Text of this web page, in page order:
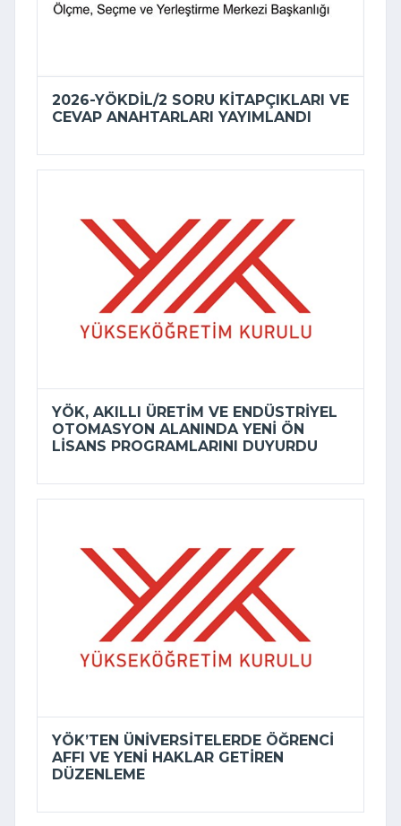
2026-YÖKDİL/2 SORU KITAPÇIKLARI VE
CEVAP ANAHTARLARI YAYIMLANDI
YÖK, AKILLI ÜRETIM VE ENDÜSTRIYEL
OTOMASYON ALANINDA YENI ÖN
LISANS PROGRAMLARINI DUYURDU
YÖK’TEN ÜNIVERSITELERDE ÖĞRENCI
AFFI VE YENI HAKLAR GETIREN
DÜZENLEME